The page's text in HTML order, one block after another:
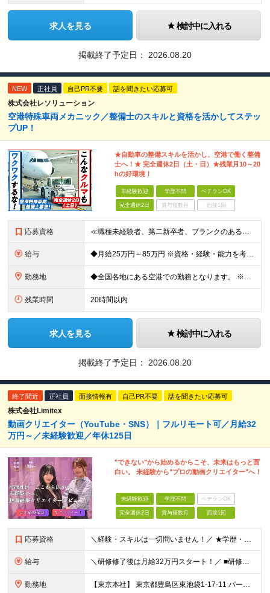
求人を見る 検討中に入れる
掲載終了予定日： 2026.08.20
NEW 正社員 自己PR不要 話を聞きたい応募可
株式会社レソリューション
空港特殊車両メカニック／整備士のスキルと資格を活かしてステッ
プUP！
★自動車の整備スキルを活かし、空港で働く整備
士へ！★ 完全週休2日（土・日）★残業月10～20
hの好環境！
未経験歓迎 学歴不問 ベテランOK
完全週休2日 賞与複数月 面接1回
応募資格 ≪職種未経験者、第二新卒者、ブランクのある方歓迎！≫ ◆自動車整備士3級以上の資格をお持ちの方 学歴不問。 ◎自動車整備士資格必須 ◎整備経験者優遇 ※技術サポートが充実しており、経験年数は不問
給与 ◆月給25万円～85万円 ※資格・経験・能力を考慮の上、優遇 ※現年収・年齢・経験・資格・能力等、総合的に考慮し、決定します。 ※自動車整備の実務経験がある方はご相談ください！ ※試用期間有(同待遇/
勤務地 ◆全国各地にある空港での勤務となります。 ※希望を考慮し勤務先を決定いたします。 ※地域により空港内特殊車両の整備を空港外で行なう事もあります。 ★遠方からのご応募も歓迎です。引越など赴任に伴う
残業時間 20時間以内
求人を見る 検討中に入れる
掲載終了予定日： 2026.08.20
終了間近 正社員 面接情報有 自己PR不要 話を聞きたい応募可
株式会社Limitex
動画クリエイター（YouTube・SNS）｜フルリモート可／月給32
万円～／未経験歓迎／年休125日
"できない"から始めるからこそ、未来はもっと面
白い。 未経験から"プロの動画クリエイター"へ！
未経験歓迎 学歴不問 ベテランOK
完全週休2日 賞与複数月 面接1回
応募資格 ＼経験・スキルは一切問いません！／ ★学歴・職歴不問 ★未経験・第二新卒歓迎！ ★正社員デビューも応援します！
給与 ＼研修修了後は月給32万円スタート！／ ■研修修了後 月給32万円＋賞与＋インセンティブ賞与 ※残業代は別途支給 ▽研修期間（6カ月）▽ 【経験者】 （営業・接客・マーケティングなどの経験をお持
勤務地 【東京本社】 東京都豊島区東池袋1-17-11 パークハイツ池袋